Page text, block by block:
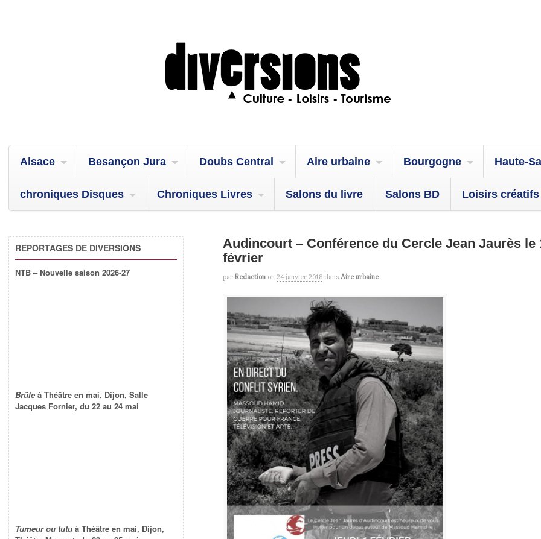
Alsace Besançon Jura Doubs Central Aire urbaine Bourgogne Haute-
chroniques Disques Chroniques Livres Salons du livre Salons BD Loisirs créatifs
Audincourt – Conférence du Cercle Jean Jaurès le
février
par Redaction on 24 janvier 2018 dans Aire urbaine
REPORTAGES DE DIVERSIONS
NTB – Nouvelle saison 2026-27
Brûle à Théâtre en mai, Dijon, Salle
Jacques Fornier, du 22 au 24 mai
Tumeur ou tutu à Théâtre en mai, Dijon,